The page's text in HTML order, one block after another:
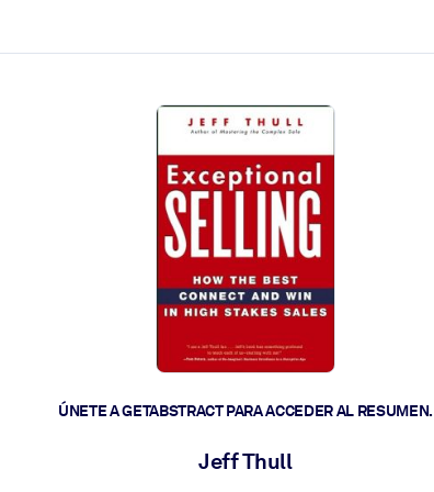
ÚNETE A GETABSTRACT PARA ACCEDER AL RESUMEN.
Jeff Thull